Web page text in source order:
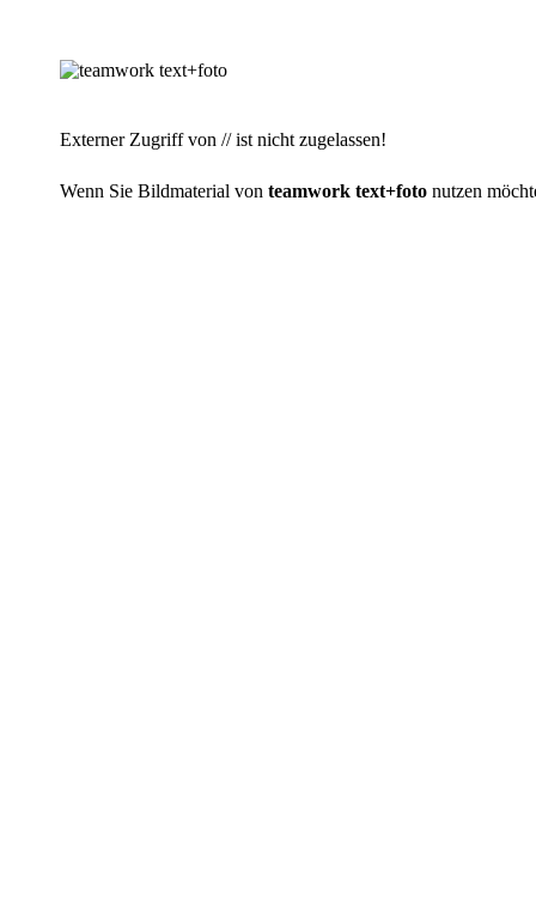
Externer Zugriff von // ist nicht zugelassen!
Wenn Sie Bildmaterial von teamwork text+foto nutzen